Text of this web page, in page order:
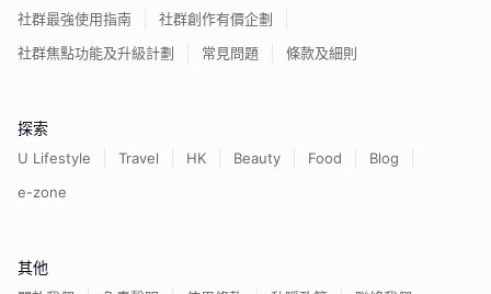
社群最強使用指南
社群創作有價企劃
社群焦點功能及升級計劃
常見問題 條款及細則
探索
U Lifestyle Travel HK Beauty Food
Blog
e-zone
其他